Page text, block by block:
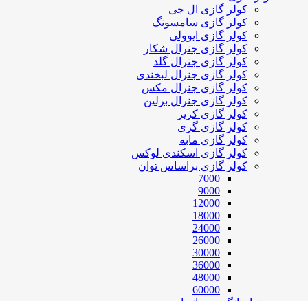
کولر گازی ال جی
کولر گازی سامسونگ
کولر گازی ایوولی
کولر گازی جنرال شکار
کولر گازی جنرال گلد
کولر گازی جنرال لبخندی
کولر گازی جنرال مکس
کولر گازی جنرال برلین
کولر گازی کریر
کولر گازی گری
کولر گازی مابه
کولر گازی اسکندی لوکس
کولر گازی براساس توان
7000
9000
12000
18000
24000
26000
30000
36000
48000
60000